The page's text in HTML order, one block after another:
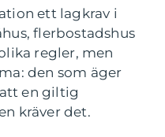
ett lagkrav i
flerbostadshus
regler, men
den som äger
en giltig
kräver det.